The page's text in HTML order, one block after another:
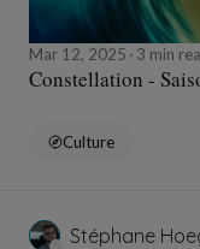
Mar 12, 2025 3 min
Constellation -
Culture
Stéphane